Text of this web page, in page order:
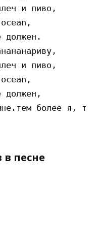
и пиво,
должен.
и пиво,
должен,
более я,
песне